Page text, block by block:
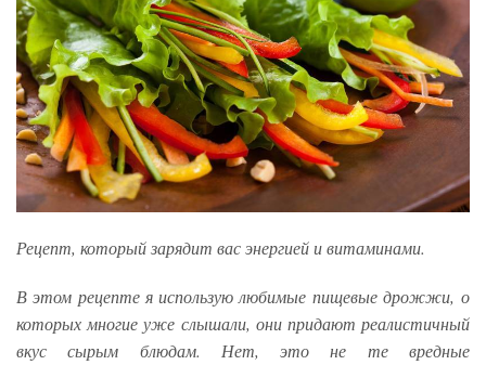
Рецепт, который зарядит вас энергией и витаминами.
В этом рецепте я использую любимые пищевые дрожжи, о
которых многие уже слышали, они придают реалистичный
вкус сырым блюдам. Нет, это не те вредные